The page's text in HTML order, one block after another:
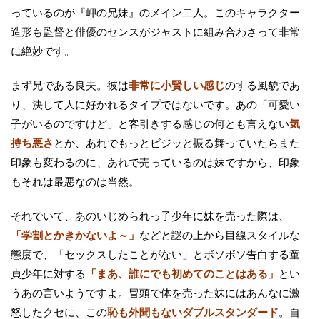
っているのが『岬の兄妹』のメイン二人。このキャラクター
造形も監督と俳優のセンスがジャストに組み合わさって非常
に絶妙です。
まず兄である良夫。彼は非常に小賢しい感じのする風貌であ
り、決して人に好かれるタイプではないです。あの「可愛い
子がいるのですけど」と客引きする感じの何とも言えない気
持ち悪さ とか、あれでもっとビジッと振る舞っていたらまた
印象も変わるのに、あれで売っているのは妹ですから、印象
もそれは最悪なのは当然。
それでいて、あのいじめられっ子少年に妹を売った際は、
「学割とかきかないよ～」 などと謎の上から目線スタイルな
態度で、「セックスしたことがない」とボソボソ告白する童
貞少年に対する
「まあ、誰にでも初めてのことはある」 とい
うあの言いようですよ。冒頭で体を売った妹にはあんなに激
怒したクセに、この恥も外聞もないダブルスタンダード。自